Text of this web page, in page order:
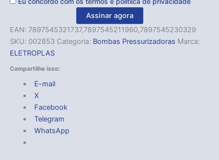
Assinar agora
EAN: 7897545321737,7897545211960,7897545230329
SKU: 002853 Categoria: Bombas Pressurizadoras Marca:
ELETROPLAS
Compartilhe isso:
E-mail
X
Facebook
Telegram
WhatsApp